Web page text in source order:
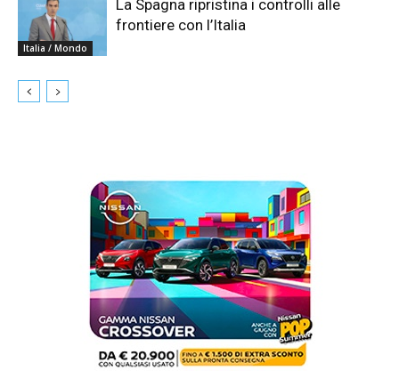
Italia / Mondo
La Spagna ripristina i controlli alle
frontiere con l’Italia